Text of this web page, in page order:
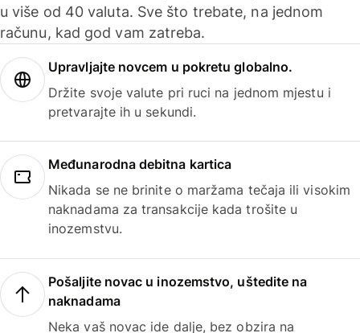
u više od 40 valuta. Sve što trebate, na jednom
računu, kad god vam zatreba.
Upravljajte novcem u pokretu globalno.
Držite svoje valute pri ruci na jednom mjestu i
pretvarajte ih u sekundi.
Međunarodna debitna kartica
Nikada se ne brinite o maržama tečaja ili visokim
naknadama za transakcije kada trošite u
inozemstvu.
Pošaljite novac u inozemstvo, uštedite na
naknadama
Neka vaš novac ide dalje, bez obzira na